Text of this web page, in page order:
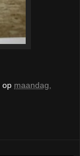
op maandag,